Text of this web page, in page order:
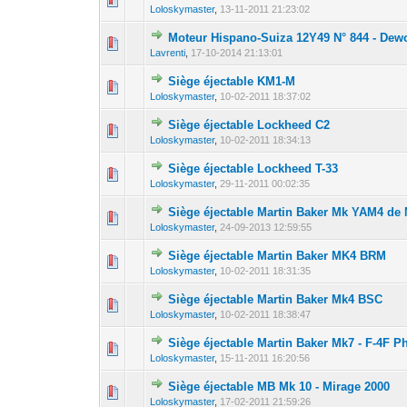
Loloskymaster, 13-11-2011 21:23:02
Moteur Hispano-Suiza 12Y49 N° 844 -
Lavrenti 17-10-2014 21:13:01
0 Votes - 0 sur 5
12
Siège éjectable KM1-M
Loloskymaster, 10-02-2011 18:37:02
Siège éjectable Lockheed C2
Loloskymaster, 10-02-2011 18:34:13
0 Votes - 0 sur 5
Siège éjectable Lockheed T-33
Loloskymaster,29-11-2011 00:02:35
0 Votes - 0 sur 5
Siège éjectable Martin Baker Mk YAM4
Loloskymaster, 24-09-2013 12:59:55
0 Votes - 0 sur 5
1 2
Siège éjectable Martin Baker MK4 BRM
Loloskymaster, 10-02-2011 18:31:35
0 Votes - 0 sur 5
Siège éjectable Martin Baker Mk4 BSC
Loloskymaster, 10-02-2011 18:38:47
0 Votes - 0 sur 5
Siège éjectable Martin Baker Mk7 - F-4F
Loloskymaster, 15-11-2011 16:20:56
0 Votes - 0 sur 51 2
Siège éjectable MB Mk 10 - Mirage 2000
Loloskymaster, 17-02-2011 21:59:26
0 Votes - 0 sur 5